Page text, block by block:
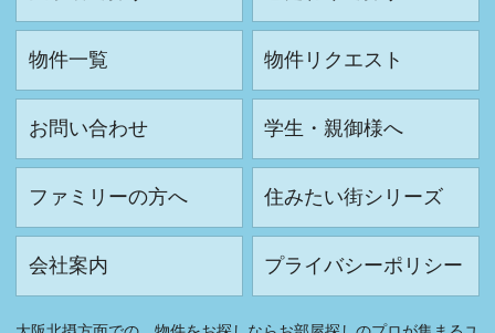
物件一覧 物件リクエスト
お問い合わせ 学生・親御様へ
ファミリーの方へ 住みたい街シリーズ
会社案内 プライバシーポリシー